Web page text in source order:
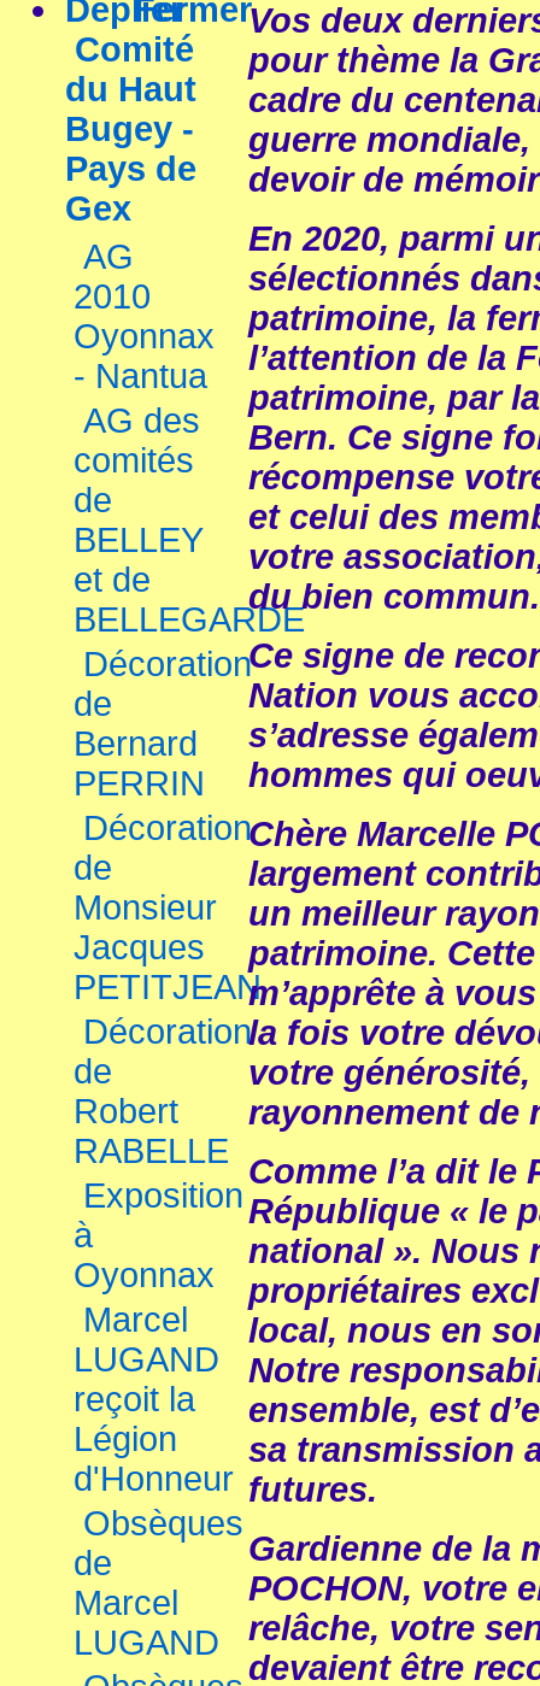
Comité
du Haut
Bugey -
Pays de
Gex
AG
2010
Oyonnax
- Nantua
AG des
comités
de
BELLEY
et de
BELLEGARDE
Décoration
de
Bernard
PERRIN
Décoration
de
Monsieur
Jacques
PETITJEAN
Décoration
de
Robert
RABELLE
Exposition
à
Oyonnax
Marcel
LUGAND
reçoit la
Légion
d'Honneur
Obsèques
de
Marcel
LUGAND
Vos deux
pour thème la
cadre du
guerre
devoir de
En 2020, parmi
sélectionnés
patrimoine, la
l’attention de la
patrimoine, par
Bern. Ce signe
récompense
et celui des
votre
du bien
Ce signe de
Nation vous
s’adresse
hommes qui
Chère Marcelle
largement
un meilleur
patrimoine.
m’apprête à
la fois votre
votre générosité,
rayonnement de
Comme l’a dit le
République « le
national ». Nous
propriétaires
local, nous en
Notre
ensemble, est
sa transmission
futures.
Gardienne de la
POCHON, votre
relâche, votre
devaient être